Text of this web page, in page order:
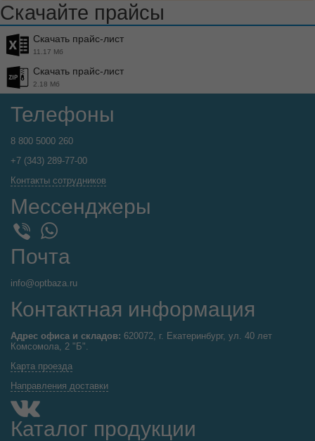
Скачайте прайсы
Скачать прайс-лист
11.17 Мб
Скачать прайс-лист
2.18 Мб
Телефоны
8 800 5000 260
+7 (343) 289-77-00
Контакты сотрудников
Мессенджеры
WhatsApp
Почта
info@optbaza.ru
Контактная информация
Адрес офиса и складов: 620072, г. Екатеринбург, ул. 40 лет
Комсомола, 2 "Б".
Карта проезда
Направления доставки
Каталог продукции